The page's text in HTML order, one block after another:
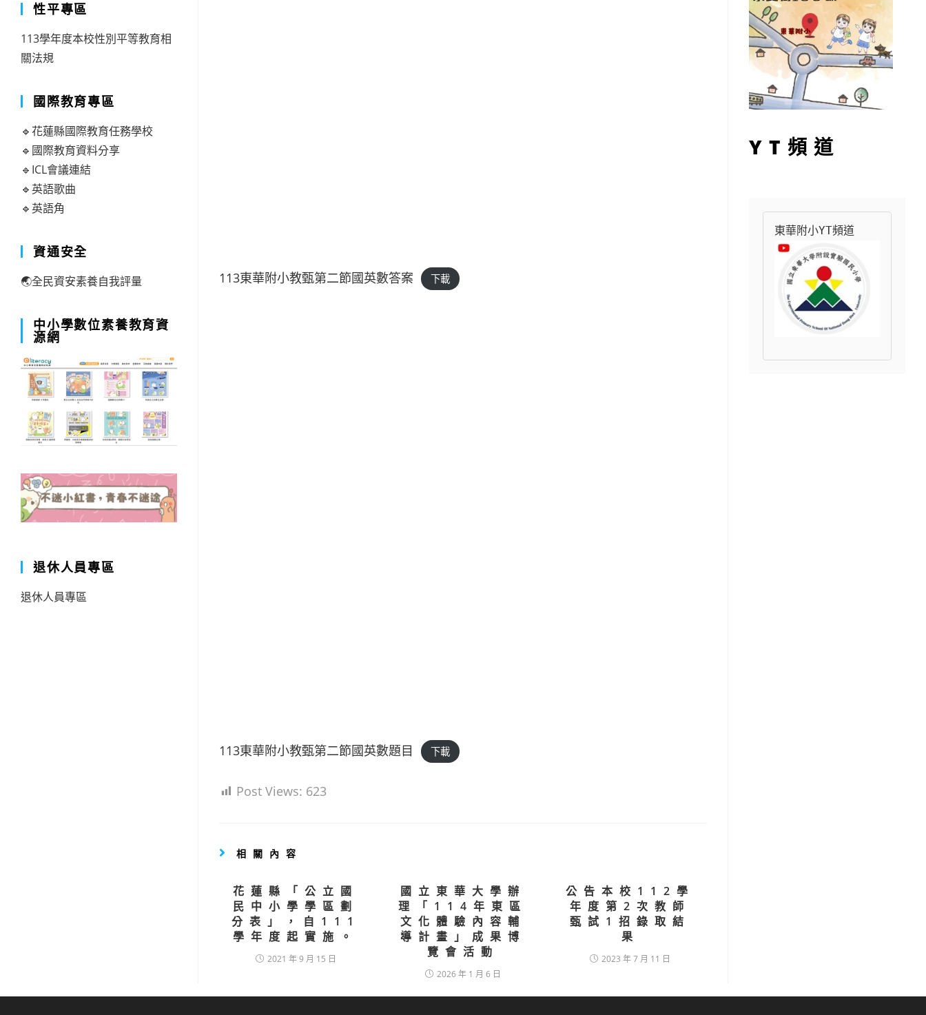
113東華附小教甄第二節國英數答案 下載
113東華附小教甄第二節國英數題目 下載
Post Views: 623
相關內容
花蓮縣「公立國
民中小學學區劃
分表」，自111
學年度起實施。
2021 年 9 月 15 日
國立東華大學辦
理「114年東區
文化體驗內容輔
導計畫」成果博
覽會活動
2026 年 1 月 6 日
公告本校112學
年度第2次教師
甄試1招錄取結
果
2023 年 7 月 11 日
性平專區
113學年度本校性別平等教育相
關法規
國際教育專區
🔹花蓮縣國際教育任務學校
🔹國際教育資料分享
🔹ICL會議連結
🔹英語歌曲
🔹英語角
資通安全
🌏全民資安素養自我評量
中小學數位素養教育資
源網
退休人員專區
退休人員專區
YT頻道
東華附小YT頻道